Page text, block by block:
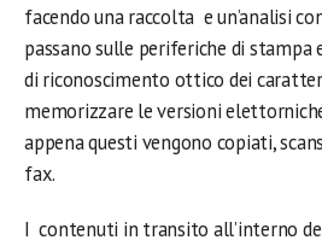
facendo una raccolta e un’analisi
passano sulle periferiche di
di riconoscimento ottico dei
memorizzare le versioni
appena questi vengono copiati,
fax.
I contenuti in transito all’interno